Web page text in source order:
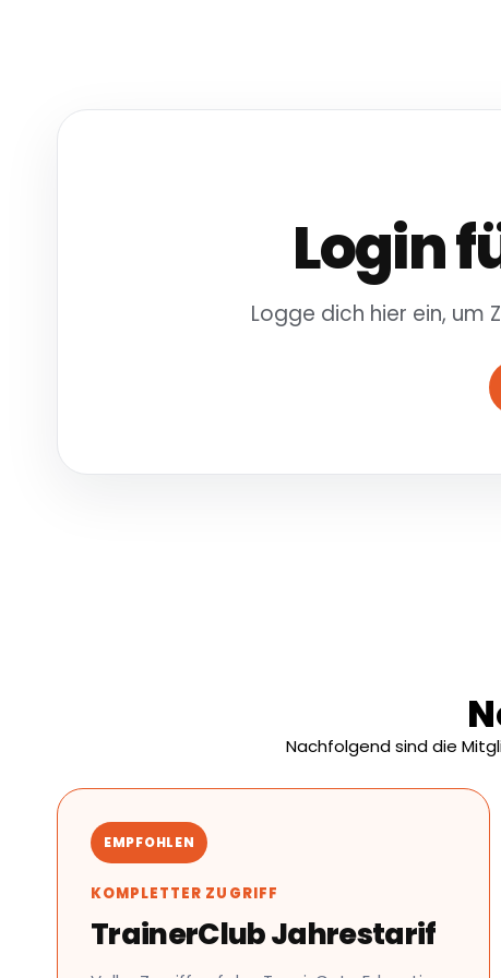
Login
Logge dich hier ein, um
Nachfolgend sind die
EMPFOHLEN
KOMPLETTER ZUGRIFF
TrainerClub Jahrestarif